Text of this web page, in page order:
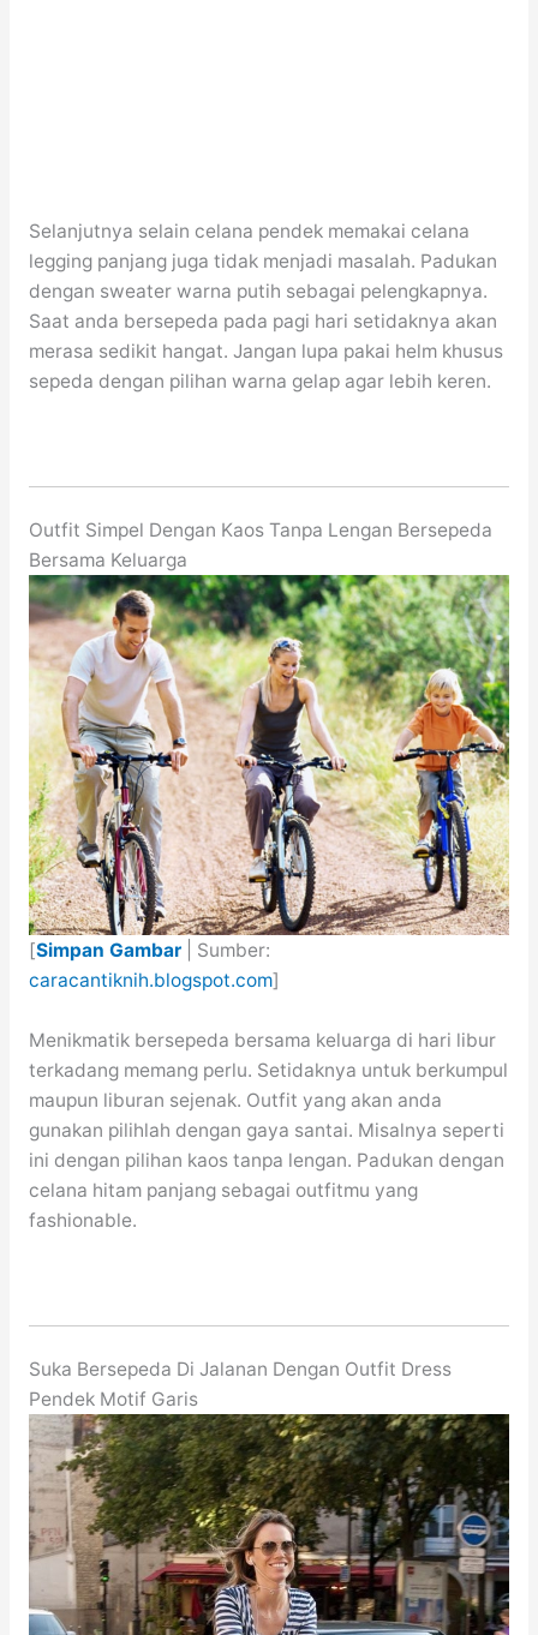
Selanjutnya selain celana pendek memakai celana
legging panjang juga tidak menjadi masalah. Padukan
dengan sweater warna putih sebagai pelengkapnya.
Saat anda bersepeda pada pagi hari setidaknya akan
merasa sedikit hangat. Jangan lupa pakai helm khusus
sepeda dengan pilihan warna gelap agar lebih keren.
Outfit Simpel Dengan Kaos Tanpa Lengan Bersepeda
Bersama Keluarga
[Simpan Gambar| Sumber:
caracantiknih.blogspot.com]
Menikmatik bersepeda bersama keluarga di hari libur
terkadang memang perlu. Setidaknya untuk berkumpul
maupun liburan sejenak. Outfit yang akan anda
gunakan pilihlah dengan gaya santai. Misalnya seperti
ini dengan pilihan kaos tanpa lengan. Padukan dengan
celana hitam panjang sebagai outfitmu yang
fashionable.
Suka Bersepeda Di Jalanan Dengan Outfit Dress
Pendek Motif Garis